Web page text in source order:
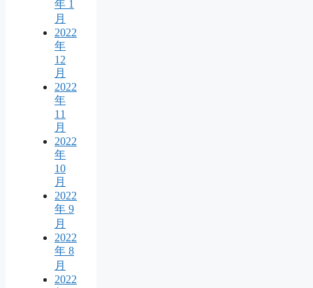
年 1
月
2022
年
12
月
2022
年
11
月
2022
年
10
月
2022
年 9
月
2022
年 8
月
2022